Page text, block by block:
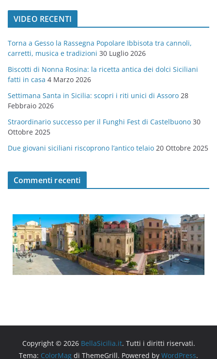
t
o
r
i
e
VIDEO RECENTI
Torna a Gesso la Rassegna Popolare Ibbisota tra cannoli,
carretti, musica e tradizioni 30 Luglio 2026
Biscotti di Nonna Rosina: la ricetta antica dei dolci Siciliani
fatti in casa 4 Marzo 2026
Settimana Santa in Sicilia: scopri i riti unici di Assoro 28
Febbraio 2026
Straordinario successo per il Funghi Fest di Castelbuono 30
Ottobre 2025
Due giovani siciliani riscoprono l’antico telaio 20 Ottobre 2025
Commenti recenti
Copyright © 2026 BellaSicilia.it. Tutti i diritti riservati.
Tema: ColorMag di ThemeGrill. Powered by WordPress.